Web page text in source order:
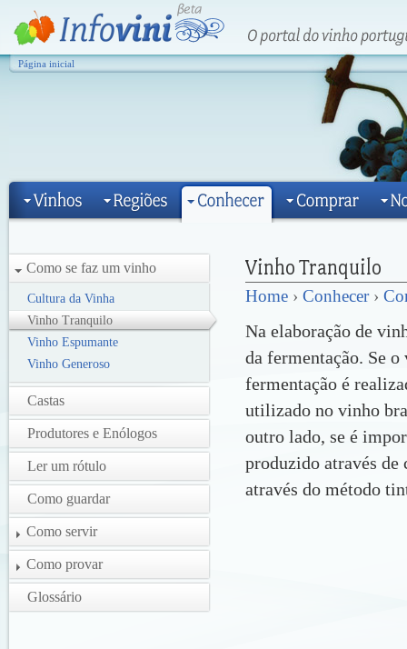
Página inicial
Como se faz um vinho
Cultura da Vinha
Vinho Tranquilo
Vinho Espumante
Vinho Generoso
Castas
Produtores e Enólogos
Ler um rótulo
Como guardar
Como servir
Como provar
Glossário
Home › Conhecer›
Na elaboração de
da fermentação. Se o
fermentação é
utilizado no vinho
outro lado, se é
produzido através de
através do método